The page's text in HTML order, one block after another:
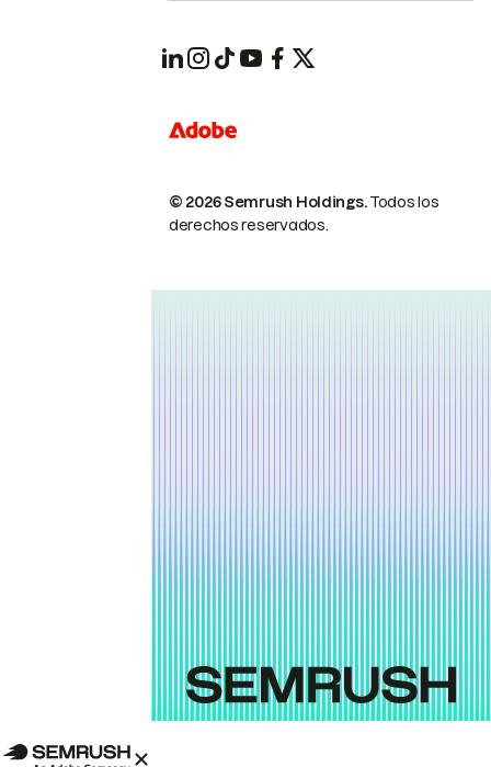
© 2026 Semrush Holdings.Todos los
derechos reservados.